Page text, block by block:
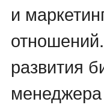
и
развития
менеджера